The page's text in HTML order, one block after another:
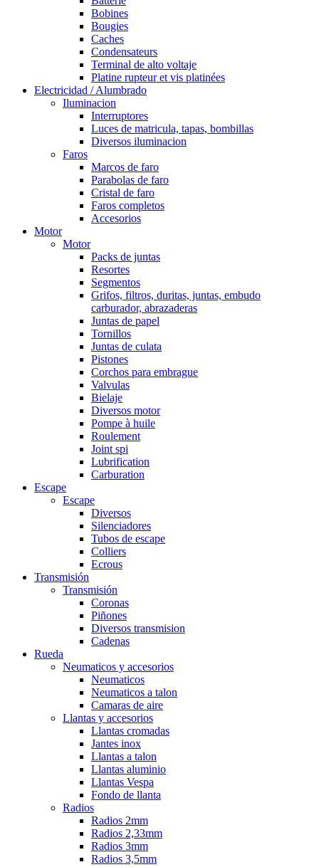
Bobines
Bougies
Caches
Condensateurs
Terminal de alto voltaje
Platine rupteur et vis platinées
Electricidad / Alumbrado
Iluminacion
Interruptores
Luces de matricula, tapas, bombillas
Diversos iluminacion
Faros
Marcos de faro
Parabolas de faro
Cristal de faro
Faros completos
Accesorios
Motor
Motor
Packs de juntas
Resortes
Segmentos
Grifos, filtros, duritas, juntas, embudo
carburador, abrazaderas
Juntas de papel
Tornillos
Juntas de culata
Pistones
Corchos para embrague
Valvulas
Bielaje
Diversos motor
Pompe à huile
Roulement
Joint spi
Lubrification
Carburation
Escape
Escape
Diversos
Silenciadores
Tubos de escape
Colliers
Ecrous
Transmisión
Transmisión
Coronas
Piñones
Diversos transmision
Cadenas
Rueda
Neumaticos y accesorios
Neumaticos
Neumaticos a talon
Camaras de aire
Llantas y accesorios
Llantas cromadas
Jantes inox
Llantas a talon
Llantas aluminio
Llantas Vespa
Fondo de llanta
Radios
Radios 2mm
Radios 2,33mm
Radios 3mm
Radios 3,5mm